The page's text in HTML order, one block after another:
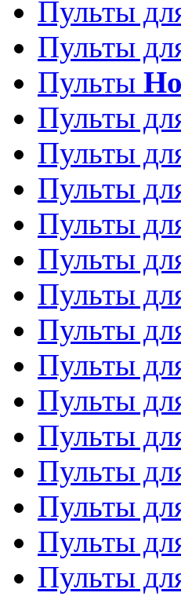
Пульты
Пульты
Пульты
Пульты
Пульты
Пульты
Пульты
Пульты
Пульты
Пульты
Пульты
Пульты
Пульты
Пульты
Пульты
Пульты
Пульты